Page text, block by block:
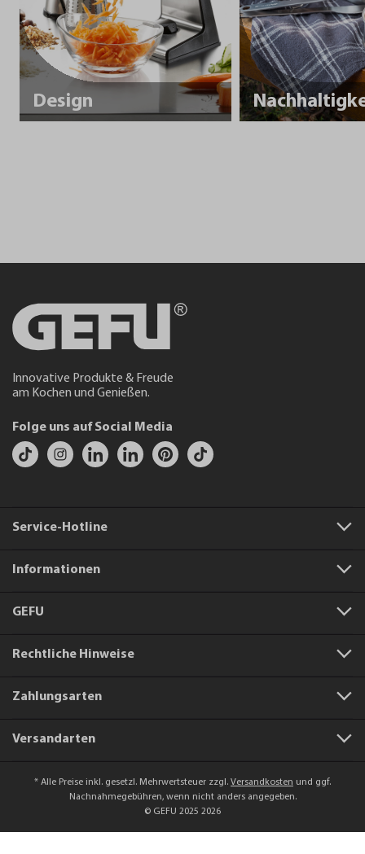
Design
Innovative Produkte & Freude
am Kochen und Genießen.
Folge uns auf Social Media
Service-Hotline
Informationen
GEFU
Rechtliche Hinweise
Zahlungsarten
Versandarten
* Alle Preise inkl. gesetzl. Mehrwertsteuer zzgl. Versandkosten und ggf.
Nachnahmegebühren, wenn nicht anders angegeben.
© GEFU 2025 2026